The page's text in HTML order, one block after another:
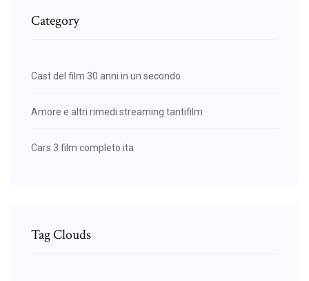
Category
Cast del film 30 anni in un secondo
Amore e altri rimedi streaming tantifilm
Cars 3 film completo ita
Tag Clouds